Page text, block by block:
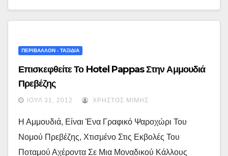
ΠΕΡΙΒΑΛΛΟΝ - ΤΑΞΙΔΙΑ
Επισκεφθείτε Το Hotel Pappas Στην Αμμουδιά
Πρεβέζης
ΙΟΎΛ 31, 2012 ΧΡΉΣΤΟΣ ΜΊΜΗΣ
Η Αμμουδιά, Είναι Ένα Γραφικό Ψαροχώρι Του
Νομού Πρεβέζης, Χτισμένο Στις Εκβολές Του
Ποταμού Αχέροντα Σε Μια Μοναδικού Κάλλους